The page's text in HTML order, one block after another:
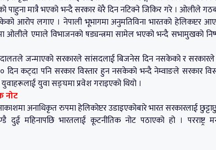
मात्रै भएको भन्दै सरकार धेरै दिन नटिक्ने जिकिर गरे । ओलीले
आरोप लगाए । नेपाली भूभागमा अनुमतिविना भारतको हेलिकप्टर
एमाले विभाजनको षड्यन्त्रमा सामेल भएको भन्दै सभामुखको
जन्माएको सरकारले सांसदलाई बिजनेस दिन नसकेको र
कट्दा पनि सरकार विस्तार हुन नसकेको भन्दै नेम्वाङले सरकार
युवा सङ्घमा प्रवेश गराइएको थियो ।
नोट
अनाधिकृत रुपमा हेलिकोप्टर उडाइएकोबारे भारत सरकारलाई
महिनापछि भारतलाई कूटनीतिक नोट पठाएको हो । परराष्ट्र